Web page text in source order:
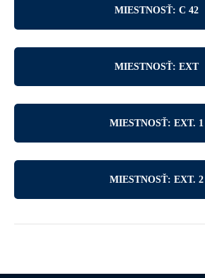
MIESTNOSŤ: C 42
MIESTNOSŤ: EXT
MIESTNOSŤ: EXT. 1
MIESTNOSŤ: EXT. 2